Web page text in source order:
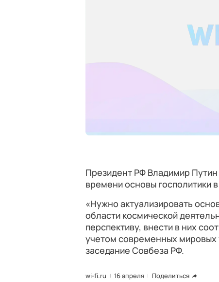
Президент РФ Владимир Путин
времени основы госполитики
«Нужно актуализировать
области космической
перспективу, внести в них
учетом современных мировых
заседание Совбеза РФ.
wi-fi.ru 16 апреля Поделиться